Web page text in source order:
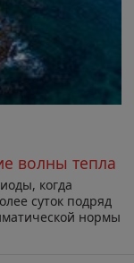
волны тепла
когда
суток подряд
нормы